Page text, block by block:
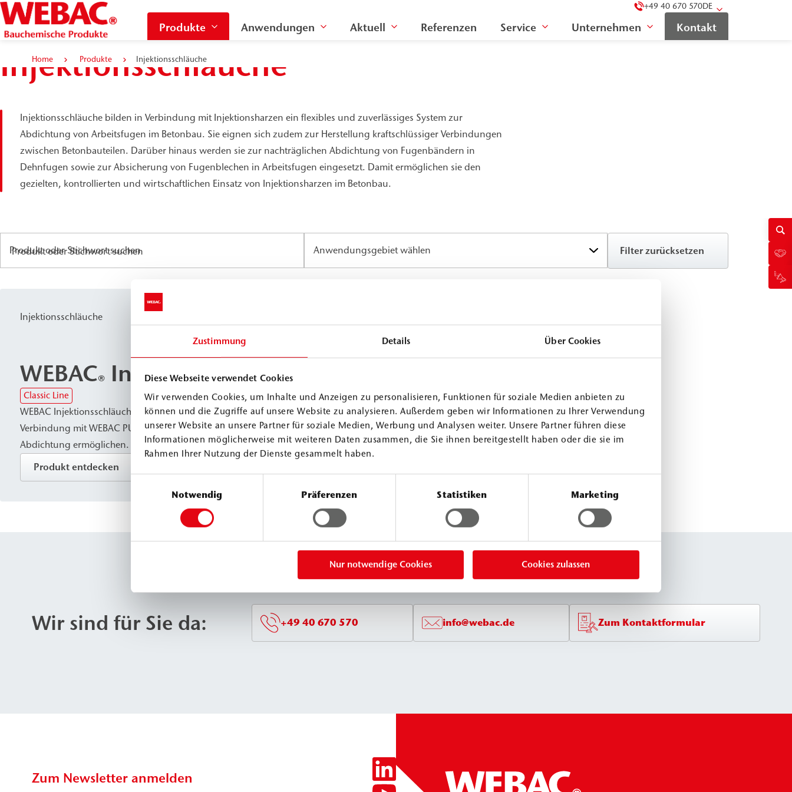
Zustimmung Details Über Cookies
Diese Webseite verwendet Cookies
Wir verwenden Cookies, um Inhalte und Anzeigen zu personalisieren, Funktionen für soziale Medien anbieten zu
können und die Zugriffe auf unsere Website zu analysieren. Außerdem geben wir Informationen zu Ihrer Verwendung
unserer Website an unsere Partner für soziale Medien, Werbung und Analysen weiter. Unsere Partner führen diese
Informationen möglicherweise mit weiteren Daten zusammen, die Sie ihnen bereitgestellt haben oder die sie im
Rahmen Ihrer Nutzung der Dienste gesammelt haben.
Einwilligungsauswahl
Notwendig Präferenzen Statistiken Marketing
Nur notwendige Cookies Cookies zulassen
+49 40 670 570DE
Produkte Anwendungen Aktuell Referenzen Service Unternehmen Kontakt
Home Produkte Injektionsschläuche
Injektionsschläuche
Injektionsschläuche bilden in Verbindung mit Injektionsharzen ein flexibles und zuverlässiges System zur
Abdichtung von Arbeitsfugen im Betonbau. Sie eignen sich zudem zur Herstellung kraftschlüssiger Verbindungen
zwischen Betonbauteilen. Darüber hinaus werden sie zur nachträglichen Abdichtung von Fugenbändern in
Dehnfugen sowie zur Absicherung von Fugenblechen in Arbeitsfugen eingesetzt. Damit ermöglichen sie den
gezielten, kontrollierten und wirtschaftlichen Einsatz von Injektionsharzen im Betonbau.
Produkt oder Stichwort suchen Filter zurücksetzen
Injektionsschläuche
WEBAC® Injektionsschlauch
Classic Line
WEBAC Injektionsschläuche sind flexible Fugenschläuche, die in
Verbindung mit WEBAC PUR Injektionsharzen eine zuverlässige
Abdichtung ermöglichen. Sie werden zur Abdichtung von Arbeitsfugen im
Betonbau und zum Herstellen eines kraftschlüssigen Verbunds von
Betonbauteilen eingesetzt.
Produkt entdecken
Wir sind für Sie da: +49 40 670 570 info@webac.de Zum Kontaktformular
Zum Newsletter anmelden